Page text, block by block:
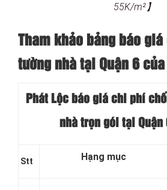
55K/m²】
Tham khảo bảng báo
tường nhà tại Quận 6
Phát Lộc báo giá chi phí
nhà trọn gói tại Quận
Stt Hạng mục